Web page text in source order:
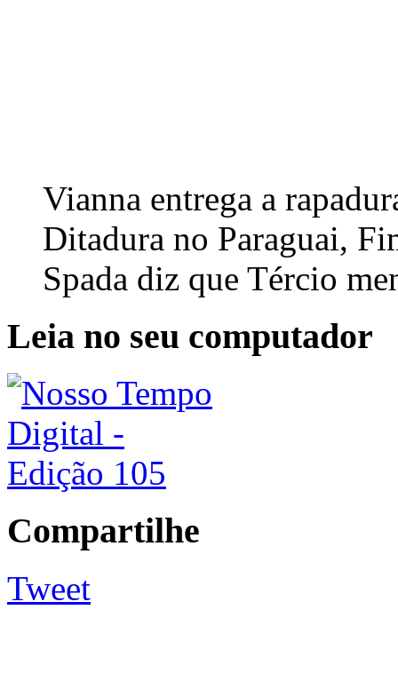
Vianna entrega a
Ditadura no Paraguai,
Spada diz que Tércio
Leia no seu computador
Compartilhe
Tweet